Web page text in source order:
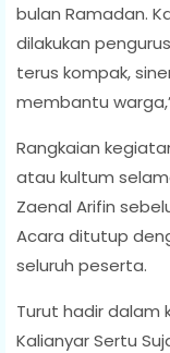
bulan Ramadan.
dilakukan
terus kompak,
membantu
Rangkaian
atau kultum
Zaenal Arifin
Acara ditutup
seluruh peserta.
Turut hadir dalam
Kalianyar Sertu